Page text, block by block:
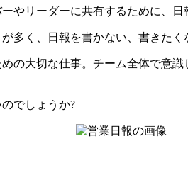
やリーダーに共有するために、日
多く、日報を書かない、書きた
の大切な仕事。チーム全体で意
でしょうか?